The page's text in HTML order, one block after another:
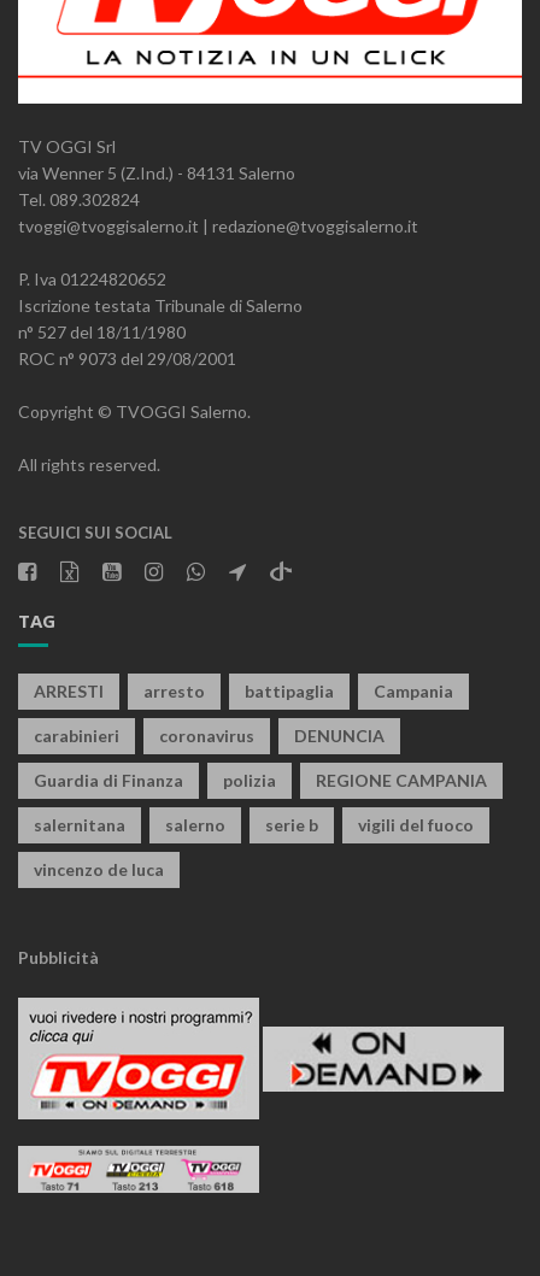
TV OGGI Srl
via Wenner 5 (Z.Ind.) - 84131 Salerno
Tel. 089.302824
tvoggi@tvoggisalerno.it | redazione@tvoggisalerno.it
P. Iva 01224820652
Iscrizione testata Tribunale di Salerno
n° 527 del 18/11/1980
ROC n° 9073 del 29/08/2001
Copyright © TVOGGI Salerno.
All rights reserved.
SEGUICI SUI SOCIAL
TAG
ARRESTI arresto battipaglia Campania
carabinieri coronavirus DENUNCIA
Guardia di Finanza polizia REGIONE CAMPANIA
salernitana salerno serie b vigili del fuoco
vincenzo de luca
Pubblicità